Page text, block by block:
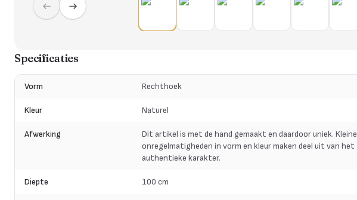
Specificaties
Vorm Rechthoek
Kleur Naturel
Afwerking
Dit artikel is met de hand gemaakt en daardoor uniek. Kleine
onregelmatigheden in vorm en kleur maken deel uit van het
authentieke karakter.
Diepte 100 cm